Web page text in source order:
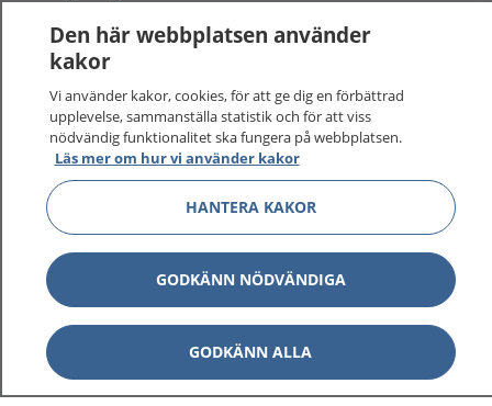
1177 på flera språk
Om 1177 Visa
Kontakt
Behandling av personuppgifter
Hantering av kakor
Den här webbplatsen använder
kakor
Vi använder kakor, cookies, för att ge dig en förbättrad
upplevelse, sammanställa statistik och för att viss
nödvändig funktionalitet ska fungera på webbplatsen.
Läs mer om hur vi använder kakor
HANTERA KAKOR
GODKÄNN NÖDVÄNDIGA
GODKÄNN ALLA